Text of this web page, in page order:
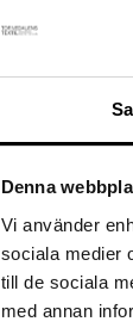
Denna
Vi använder
sociala medier
till de sociala
med annan